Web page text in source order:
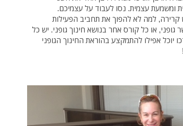
קרירה, למה לא להפוך את תחביב הפעילות
או כל קורס אחר בנושא חינוך גופני. יש כל
יוכל אפילו להתמקצע בהוראת החינוך הגופני